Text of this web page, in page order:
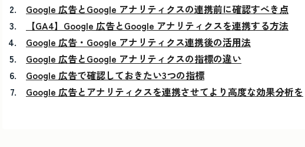
Google 広告とGoogle アナリティクスの連携前に確認すべき点
【GA4】Google 広告とGoogle アナリティクスを連携する方法
Google 広告・Google アナリティクス連携後の活用法
Google 広告とGoogle アナリティクスの指標の違い
Google 広告で確認しておきたい3つの指標
Google 広告とアナリティクスを連携させてより高度な効果分析を